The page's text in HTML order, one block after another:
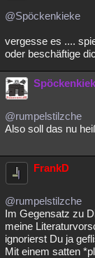
@Spöckenkieke
vergesse es ....
oder beschäftige
@rumpelstilzche
Also soll das nu
FrankD
@rumpelstilzche
Im Gegensatz zu
meine
ignorierst Du ja
Mit einem satten